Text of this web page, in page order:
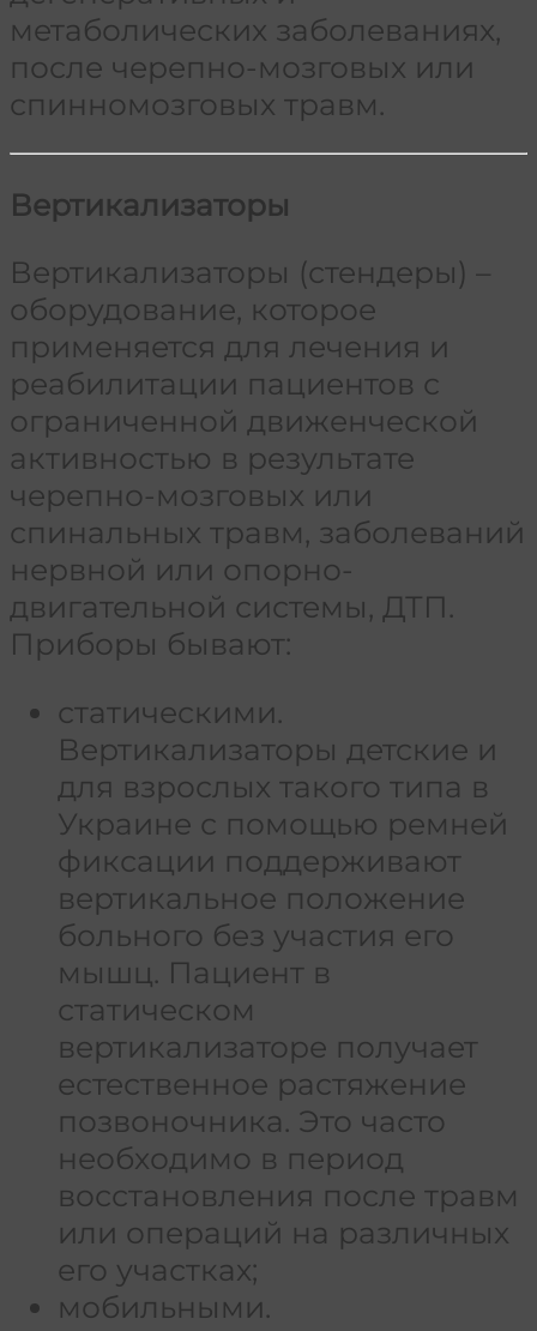
метаболических заболеваниях,
после черепно-мозговых или
спинномозговых травм.
Вертикализаторы
Вертикализаторы (стендеры) –
оборудование, которое
применяется для лечения и
реабилитации пациентов с
ограниченной движенческой
активностью в результате
черепно-мозговых или
спинальных травм, заболеваний
нервной или опорно-
двигательной системы, ДТП.
Приборы бывают:
статическими.
Вертикализаторы детские и
для взрослых такого типа в
Украине с помощью ремней
фиксации поддерживают
вертикальное положение
больного без участия его
мышц. Пациент в
статическом
вертикализаторе получает
естественное растяжение
позвоночника. Это часто
необходимо в период
восстановления после травм
или операций на различных
его участках;
мобильными.